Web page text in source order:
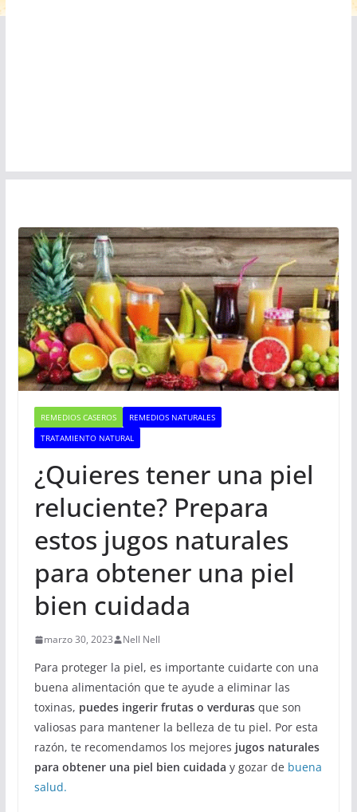
REMEDIOS CASEROS
REMEDIOS NATURALES
TRATAMIENTO NATURAL
¿Quieres tener una piel
reluciente? Prepara
estos jugos naturales
para obtener una piel
bien cuidada
marzo 30, 2023 Nell Nell
Para proteger la piel, es importante cuidarte con una
buena alimentación que te ayude a eliminar las
toxinas, puedes ingerir frutas o verdurasque son
valiosas para mantener la belleza de tu piel. Por esta
razón, te recomendamos los mejores jugos naturales
para obtener una piel bien cuidada y gozar de buena
salud.